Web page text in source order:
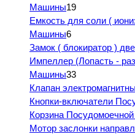
Машины19
Емкость для соли (
Машины6
Замок ( блокиратор )
Импеллер (Лопасть -
Машины33
Клапан
Кнопки-включатели
Корзина
Мотор заслонки